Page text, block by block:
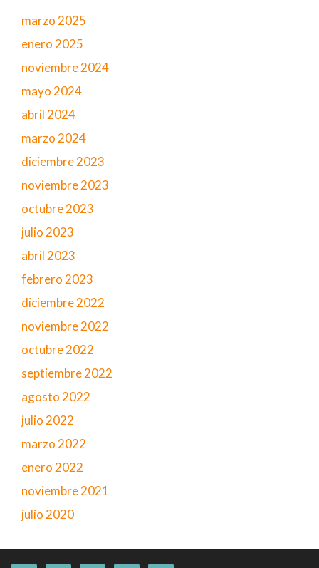
marzo 2025
enero 2025
noviembre 2024
mayo 2024
abril 2024
marzo 2024
diciembre 2023
noviembre 2023
octubre 2023
julio 2023
abril 2023
febrero 2023
diciembre 2022
noviembre 2022
octubre 2022
septiembre 2022
agosto 2022
julio 2022
marzo 2022
enero 2022
noviembre 2021
julio 2020